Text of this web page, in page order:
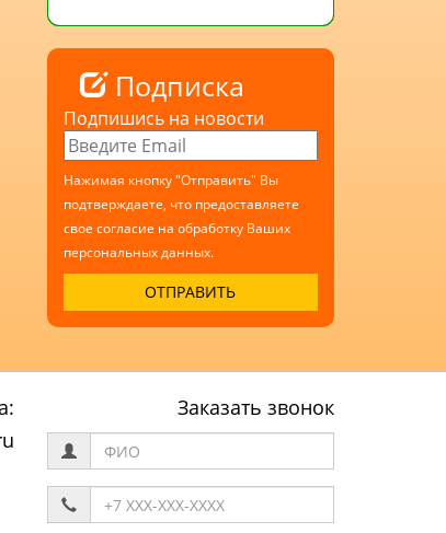
Подписка
Подпишись на новости
Нажимая кнопку "Отправить" Вы
подтверждаете, что предоставляете
свое согласие на обработку Ваших
персональных данных.
Заказать звонок